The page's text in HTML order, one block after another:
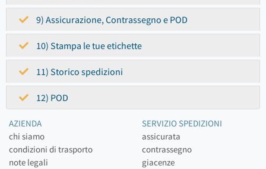
9) Assicurazione, Contrassegno e POD
10) Stampa le tue etichette
11) Storico spedizioni
12) POD
AZIENDA
chi siamo
condizioni di trasporto
note legali
SERVIZIO SPEDIZIONI
assicurata
contrassegno
giacenze